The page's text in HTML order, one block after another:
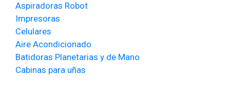
Aspiradoras Robot
Impresoras
Celulares
Aire Acondicionado
Batidoras Planetarias y de Mano
Cabinas para uñas